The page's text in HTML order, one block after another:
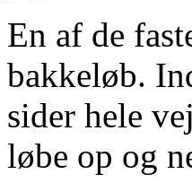
En af de
bakkeløb.
sider hele
løbe op og